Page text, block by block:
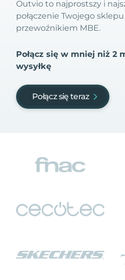
Outvio to najprostszy i
połączenie Twojego
przewoźnikiem MBE.
Połącz się w mniej niż 2
wysyłkę
Połącz się teraz